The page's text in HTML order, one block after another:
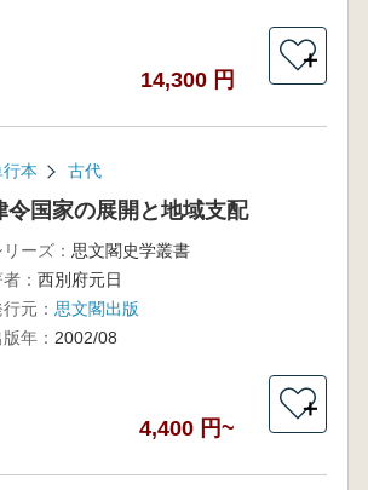
14,300 円
＋
行本 古代
令国家の展開と地域支配
リーズ： 思文閣史学叢書
： 西別府元日
元： 思文閣出版
年： 2002/08
4,400 円~
＋